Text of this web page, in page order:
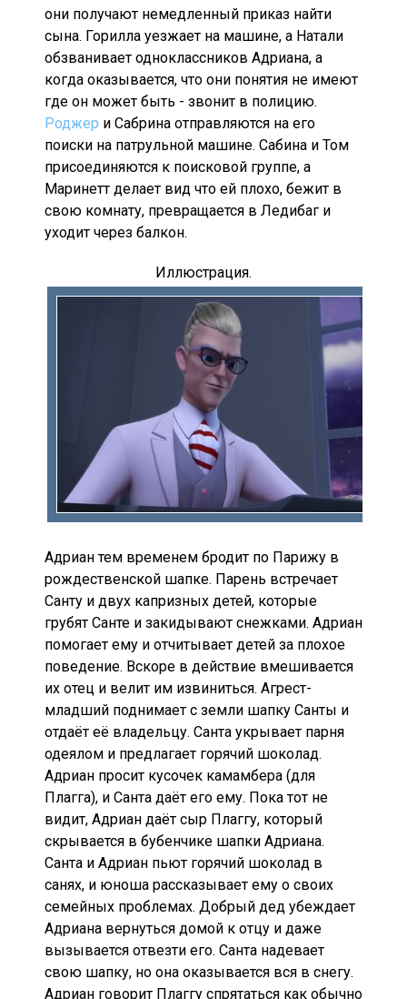
они получают немедленный приказ найти
сына. Горилла уезжает на машине, а Натали
обзванивает одноклассников Адриана, а
когда оказывается, что они понятия не имеют
где он может быть - звонит в полицию.
Роджер и Сабрина отправляются на его
поиски на патрульной машине. Сабина и Том
присоединяются к поисковой группе, а
Маринетт делает вид что ей плохо, бежит в
свою комнату, превращается в Ледибаг и
уходит через балкон.
Иллюстрация.
Адриан тем временем бродит по Парижу в
рождественской шапке. Парень встречает
Санту и двух капризных детей, которые
грубят Санте и закидывают снежками. Адриан
помогает ему и отчитывает детей за плохое
поведение. Вскоре в действие вмешивается
их отец и велит им извиниться. Агрест-
младший поднимает с земли шапку Санты и
отдаёт её владельцу. Санта укрывает парня
одеялом и предлагает горячий шоколад.
Адриан просит кусочек камамбера (для
Плагга), и Санта даёт его ему. Пока тот не
видит, Адриан даёт сыр Плаггу, который
скрывается в бубенчике шапки Адриана.
Санта и Адриан пьют горячий шоколад в
санях, и юноша рассказывает ему о своих
семейных проблемах. Добрый дед убеждает
Адриана вернуться домой к отцу и даже
вызывается отвезти его. Санта надевает
свою шапку, но она оказывается вся в снегу.
Адриан говорит Плаггу спрятаться как обычно